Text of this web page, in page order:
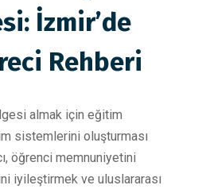
İzmir’de
Rehberi
almak için eğitim
sistemlerini oluşturması
öğrenci memnuniyetini
iyileştirmek ve uluslararası